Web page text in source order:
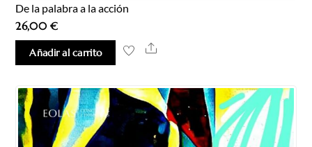
De la palabra a la acción
26,00€
Añadir al carrito Share